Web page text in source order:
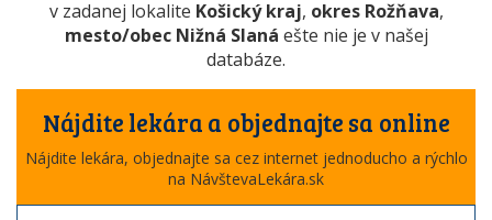
v zadanej lokalite Košický kraj, okres Rožňava,
mesto/obec Nižná Slaná ešte nie je v našej
databáze.
Nájdite lekára a objednajte sa online
Nájdite lekára, objednajte sa cez internet jednoducho a rýchlo
na NávštevaLekára.sk